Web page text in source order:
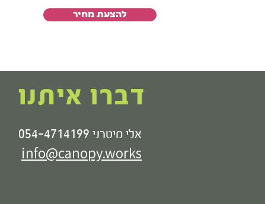
להצעת מחיר
דברו איתנו
אלי מיטרני 054-4714199
info@canopy.works